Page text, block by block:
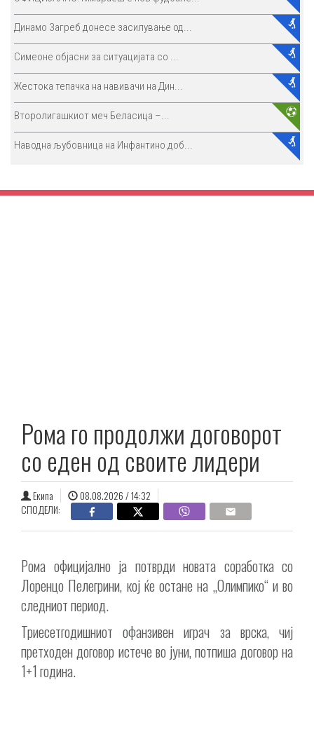
Динамо Загреб донесе засилување од...
Симеоне објасни за ситуацијата со ...
Жестока тепачка на навивачи на Дин...
Второлигашкиот меч Беласица –...
Наводна љубовница на Инфантино доб...
Рома го продолжи договорот
со еден од своите лидери
Екипа
08.08.2026 / 14:32
СПОДЕЛИ:
Рома официјално ја потврди новата соработка со
Лоренцо Пелегрини, кој ќе остане на „Олимпико“ и во
следниот период.
Триесетгодишниот офанзивен играч за врска, чиј
претходен договор истече во јуни, потпиша договор на
1+1 година.